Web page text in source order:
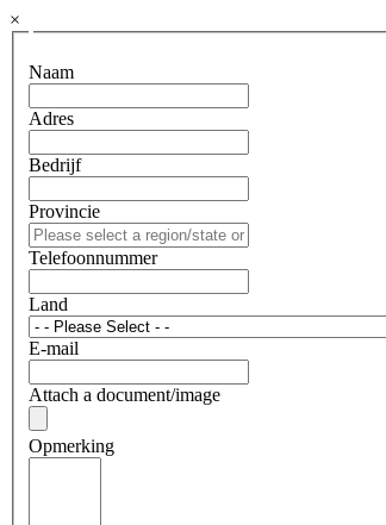
×
Naam
Adres
Bedrijf
Provincie
Telefoonnummer
Land
E-mail
Attach a document/image
Opmerking